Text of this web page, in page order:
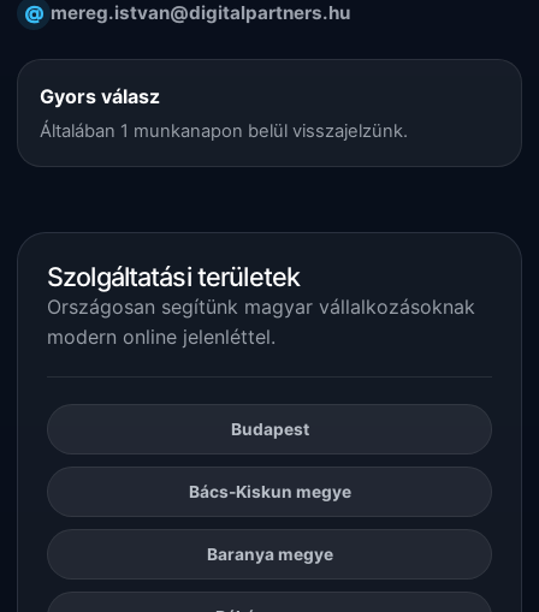
@ mereg.istvan@digitalpartners.hu
Gyors válasz
Általában 1 munkanapon belül visszajelzünk.
Szolgáltatási területek
Országosan segítünk magyar vállalkozásoknak
modern online jelenléttel.
Budapest
Bács-Kiskun megye
Baranya megye